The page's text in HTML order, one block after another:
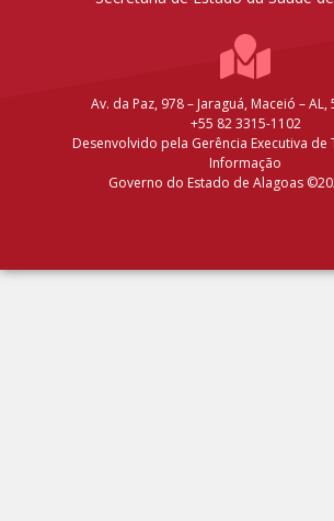
Av. da Paz, 978 – Jaraguá, Maceió – AL,
+55 82 3315-1102
Desenvolvido pela Gerência Executiva de
Informação
Governo do Estado de Alagoas